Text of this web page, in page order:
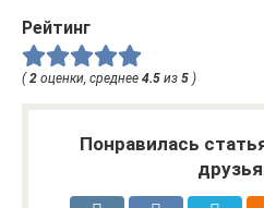
Рейтинг
( 2 оценки, среднее 4.5 из 5 )
Понравилась